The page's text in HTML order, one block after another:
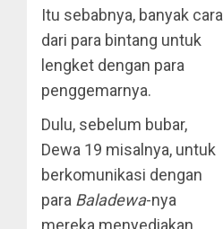
Itu sebabnya, banyak cara
dari para bintang untuk
lengket dengan para
penggemarnya.
Dulu, sebelum bubar,
Dewa 19 misalnya, untuk
berkomunikasi dengan
para Baladewa-nya
mereka menyediakan